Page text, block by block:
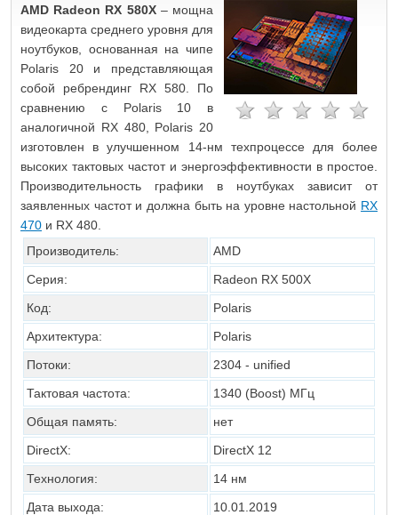
AMD Radeon RX 580X– мощна
видеокарта среднего уровня для
ноутбуков, основанная на чипе
Polaris 20 и представляющая
собой ребрендинг RX 580. По
сравнению с Polaris 10 в
аналогичной RX 480, Polaris 20
изготовлен в улучшенном 14-нм техпроцессе для более
высоких тактовых частот и энергоэффективности в простое.
Производительность графики в ноутбуках зависит от
заявленных частот и должна быть на уровне настольной RX
470 и RX 480.
Производитель:
AMD
Серия:
Radeon RX 500X
Код:
Polaris
Архитектура:
Polaris
Потоки:
2304 - unified
Тактовая частота:
1340 (Boost) МГц
Общая память:
нет
DirectX:
DirectX 12
Технология:
14 нм
Дата выхода:
10.01.2019